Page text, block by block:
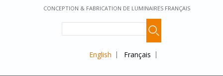
CONCEPTION & FABRICATION DE LUMINAIRES FRANÇAIS
English Français